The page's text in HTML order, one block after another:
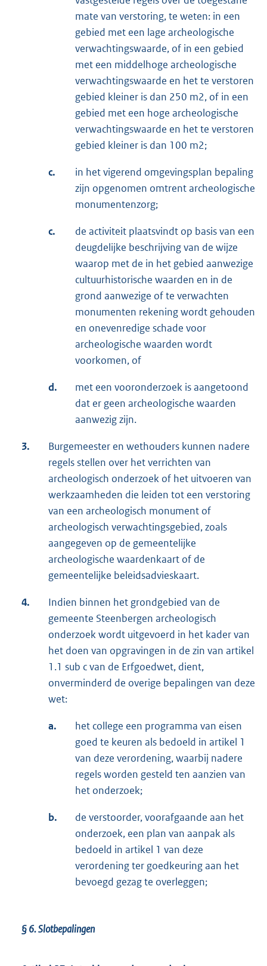
mate van verstoring, te weten: in een
gebied met een lage archeologische
verwachtingswaarde, of in een gebied
met een middelhoge archeologische
verwachtingswaarde en het te verstoren
gebied kleiner is dan 250 m2, of in een
gebied met een hoge archeologische
verwachtingswaarde en het te verstoren
gebied kleiner is dan 100 m2;
c.
in het vigerend omgevingsplan bepaling
zijn opgenomen omtrent archeologische
monumentenzorg;
c.
de activiteit plaatsvindt op basis van een
deugdelijke beschrijving van de wijze
waarop met de in het gebied aanwezige
cultuurhistorische waarden en in de
grond aanwezige of te verwachten
monumenten rekening wordt gehouden
en onevenredige schade voor
archeologische waarden wordt
voorkomen, of
d.
met een vooronderzoek is aangetoond
dat er geen archeologische waarden
aanwezig zijn.
3.
Burgemeester en wethouders kunnen nadere
regels stellen over het verrichten van
archeologisch onderzoek of het uitvoeren van
werkzaamheden die leiden tot een verstoring
van een archeologisch monument of
archeologisch verwachtingsgebied, zoals
aangegeven op de gemeentelijke
archeologische waardenkaart of de
gemeentelijke beleidsadvieskaart.
4.
Indien binnen het grondgebied van de
gemeente Steenbergen archeologisch
onderzoek wordt uitgevoerd in het kader van
het doen van opgravingen in de zin van artikel
1.1 sub c van de Erfgoedwet, dient,
onverminderd de overige bepalingen van deze
wet:
a.
het college een programma van eisen
goed te keuren als bedoeld in artikel 1
van deze verordening, waarbij nadere
regels worden gesteld ten aanzien van
het onderzoek;
b.
de verstoorder, voorafgaande aan het
onderzoek, een plan van aanpak als
bedoeld in artikel 1 van deze
verordening ter goedkeuring aan het
bevoegd gezag te overleggen;
§ 6.Slotbepalingen